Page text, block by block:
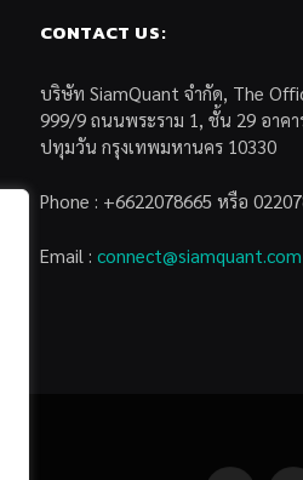
CONTACT US:
บริษัท SiamQuant จำกัด, The
999/9 ถนนพระราม 1, ชั้น 29 อาคา
ปทุมวัน กรุงเทพมหานคร 10330
Phone : +6622078665 หรือ
Email : connect@siamquant.com